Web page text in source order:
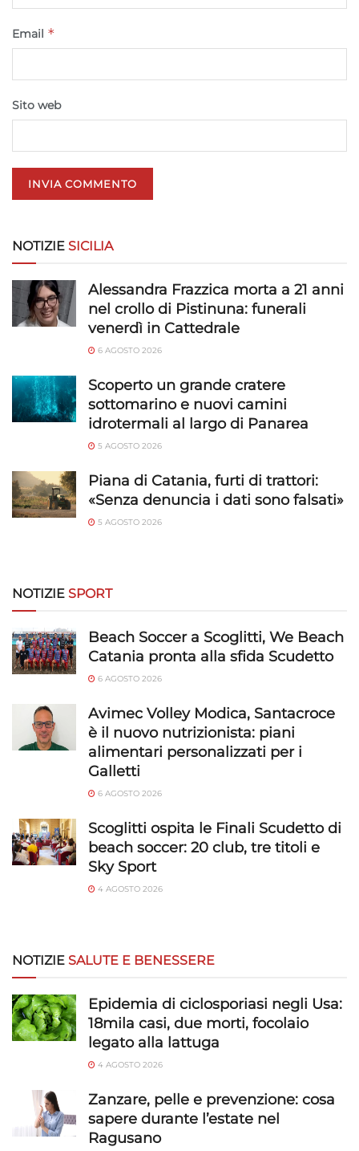
Email *
Sito web
NOTIZIE SICILIA
Alessandra Frazzica morta a 21 anni
nel crollo di Pistinuna: funerali
venerdì in Cattedrale
6 AGOSTO 2026
Scoperto un grande cratere
sottomarino e nuovi camini
idrotermali al largo di Panarea
5 AGOSTO 2026
Piana di Catania, furti di trattori:
«Senza denuncia i dati sono falsati»
5 AGOSTO 2026
NOTIZIE SPORT
Beach Soccer a Scoglitti, We Beach
Catania pronta alla sfida Scudetto
6 AGOSTO 2026
Avimec Volley Modica, Santacroce
è il nuovo nutrizionista: piani
alimentari personalizzati per i
Galletti
6 AGOSTO 2026
Scoglitti ospita le Finali Scudetto di
beach soccer: 20 club, tre titoli e
Sky Sport
4 AGOSTO 2026
NOTIZIE SALUTE E BENESSERE
Epidemia di ciclosporiasi negli Usa:
18mila casi, due morti, focolaio
legato alla lattuga
4 AGOSTO 2026
Zanzare, pelle e prevenzione: cosa
sapere durante l’estate nel
Ragusano